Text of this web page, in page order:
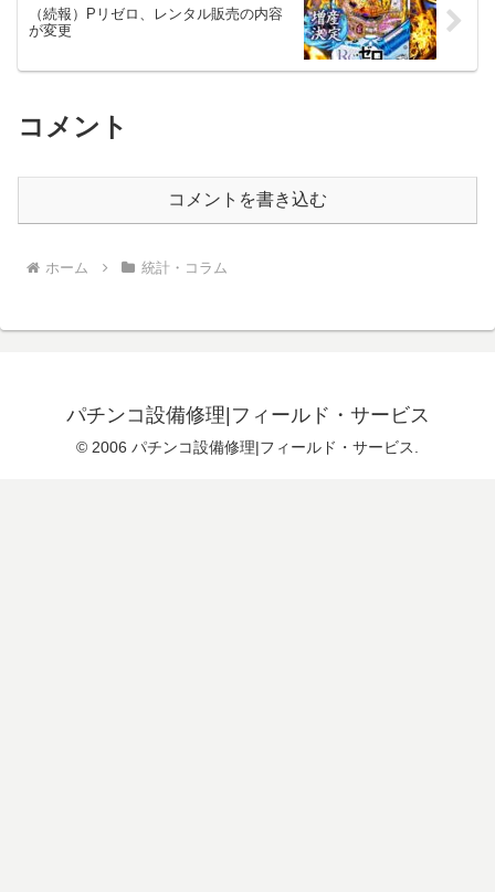
（続報）Pリゼロ、レンタル販売の内容
が変更
コメント
コメントを書き込む
ホーム 統計・コラム
パチンコ設備修理|フィールド・サービス
© 2006 パチンコ設備修理|フィールド・サービス.